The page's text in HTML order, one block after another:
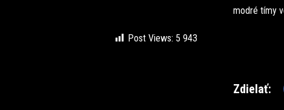
modré tímy
Post Views: 5 943
Zdielať: